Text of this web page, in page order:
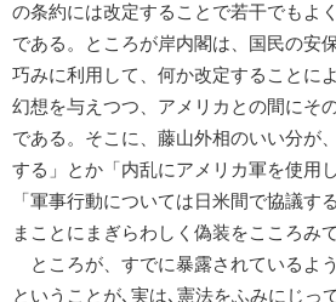
の条約には改定することで若干でもよ
である。ところが岸内閣は、国民の安
巧みに利用して、何か改定することに
幻想を与えつつ、アメリカとの間にそ
である。そこに、藤山外相のいい分が
する」とか「内乱にアメリカ軍を使用
「軍事行動については日米間で協議す
まことにまぎらわしく偽装をこころみ
ところが、すでに暴露されているよ
ということが､実は､憲法をふみにじっ